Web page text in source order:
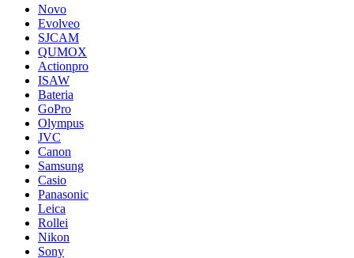
Novo
Evolveo
SJCAM
QUMOX
Actionpro
ISAW
Bateria
GoPro
Olympus
JVC
Canon
Samsung
Casio
Panasonic
Leica
Rollei
Nikon
Sony